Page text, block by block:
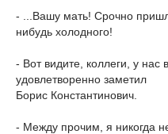
- ...Вашу мать! Срочно
нибудь холодного!
- Вот видите, коллеги, у нас
удовлетворенно заметил
Борис Константинович.
- Между прочим, я никогда